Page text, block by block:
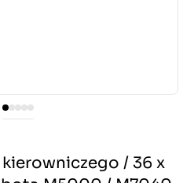
/ 36 x